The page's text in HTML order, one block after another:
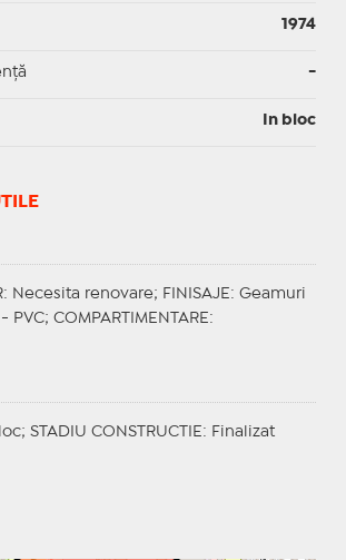
1974
-
In bloc
: Necesita renovare; FINISAJE : Geamuri
PVC; COMPARTIMENTARE :
STADIU CONSTRUCTIE : Finalizat